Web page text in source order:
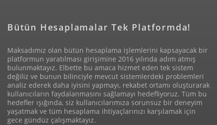
Bütün Hesaplamalar Tek Platformda!
Maksadımız olan bütün hesaplama işlemlerini kapsayacak bir
platformun yaratılması girişimine 2016 yılında adım atmış
bulunmaktayız. Elbette bu amaca hizmet eden tek sistem
değiliz ve bunun bilinciyle mevcut sistemlerdeki problemleri
analiz ederek daha iyisini yapmayı, rekabet ortamı oluşturarak
kullanıcıların faydalanmasını sağlamayı hedefliyoruz. Tüm bu
hedefler ışığında, siz kullanıcılarımıza sorunsuz bir deneyim
yaşatmak ve tüm hesaplama ihtiyaçlarınızı karşılamak için
gece gündüz çalışmaktayız.